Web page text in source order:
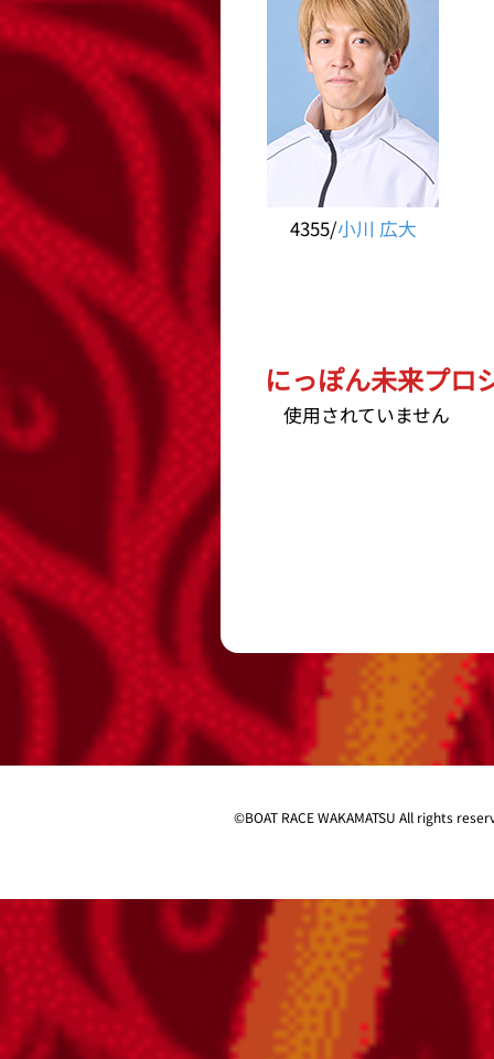
4355/小川 広大
にっぽん未来プロ
使用されていません
©︎BOAT RACE WAKAMATSU All rights